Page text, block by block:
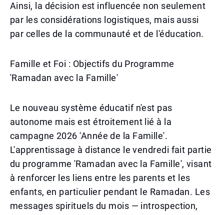
Ainsi, la décision est influencée non seulement
par les considérations logistiques, mais aussi
par celles de la communauté et de l'éducation.
Famille et Foi : Objectifs du Programme
'Ramadan avec la Famille'
Le nouveau système éducatif n'est pas
autonome mais est étroitement lié à la
campagne 2026 'Année de la Famille'.
L'apprentissage à distance le vendredi fait partie
du programme 'Ramadan avec la Famille', visant
à renforcer les liens entre les parents et les
enfants, en particulier pendant le Ramadan. Les
messages spirituels du mois — introspection,